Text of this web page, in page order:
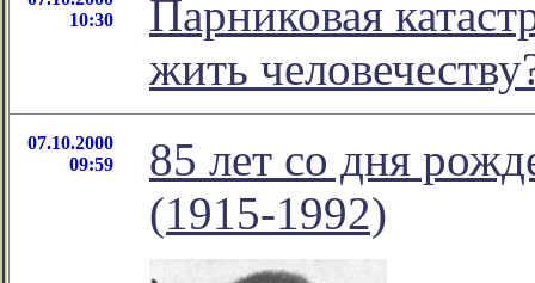
10:30
Парниковая
жить
07.10.2000
09:59
85 лет со дня
(1915-1992)